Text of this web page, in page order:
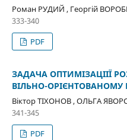
Роман РУДИЙ , Георгій
333-340
PDF
ЗАДАЧА ОПТИМІЗАЦІІЇ
ВІЛЬНО-ОРІЄНТОВАНОМУ
Віктор ТІХОНОВ , ОЛЬГА
341-345
PDF